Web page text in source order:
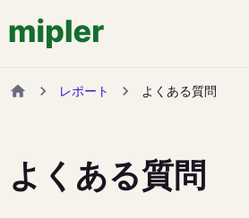
レポート よくある質問
よくある質問